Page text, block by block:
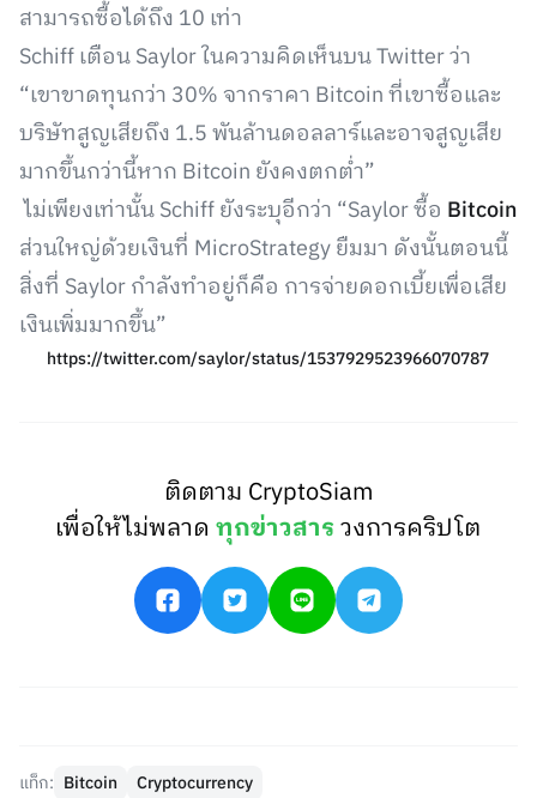
สามารถซื้อได้ถึง 10 เท่า
Schiff เตือน Saylor ในความคิดเห็นบน Twitter ว่า
“เขาขาดทุนกว่า 30% จากราคา Bitcoin ที่เขาซื้อและ
บริษัทสูญเสียถึง 1.5 พันล้านดอลลาร์และอาจสูญเสีย
มากขึ้นกว่านี้หาก Bitcoin ยังคงตกต่ำ”
ไม่เพียงเท่านั้น Schiff ยังระบุอีกว่า “Saylor ซื้อ Bitcoin
ส่วนใหญ่ด้วยเงินที่ MicroStrategy ยืมมา ดังนั้นตอนนี้
สิ่งที่ Saylor กำลังทำอยู่ก็คือ การจ่ายดอกเบี้ยเพื่อเสีย
เงินเพิ่มมากขึ้น”
https://twitter.com/saylor/status/1537929523966070787
ติดตาม CryptoSiam
เพื่อให้ไม่พลาดทุกข่าวสารวงการคริปโต
แท็ก: Bitcoin Cryptocurrency